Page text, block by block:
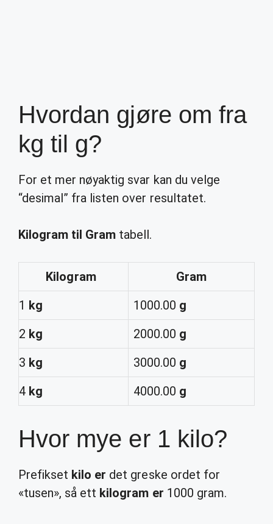
Hvordan gjøre om fra
kg til g?
For et mer nøyaktig svar kan du velge
“desimal” fra listen over resultatet.
Kilogram til Gram tabell.
Kilogram
Gram
1 kg 1000.00 g
2 kg 2000.00 g
3 kg 3000.00 g
4 kg 4000.00 g
Hvor mye er 1 kilo?
Prefikset kilo er det greske ordet for
«tusen», så ett kilogram er 1000 gram.